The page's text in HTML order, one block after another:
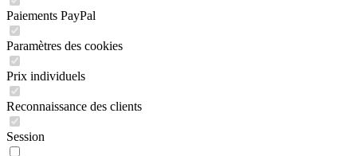
Paiements PayPal
Paramètres des cookies
Prix individuels
Reconnaissance des clients
Session